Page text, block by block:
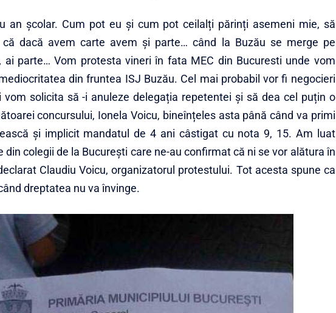
an școlar. Cum pot eu și cum pot ceilalți părinți asemeni mie, să
dacă avem carte avem și parte… când la Buzău se merge pe
ai parte… Vom protesta vineri în fata MEC din Bucuresti unde vom
din fruntea ISJ Buzău. Cel mai probabil vor fi negocieri
solicita să -i anuleze delegația repetentei și să dea cel puțin o
concursului, Ionela Voicu, bineînțeles asta până când va primi
și implicit mandatul de 4 ani câstigat cu nota 9, 15. Am luat
din colegii de la București care ne-au confirmat că ni se vor alătura în
Claudiu Voicu, organizatorul protestului. Tot acesta spune ca
dreptatea nu va învinge.